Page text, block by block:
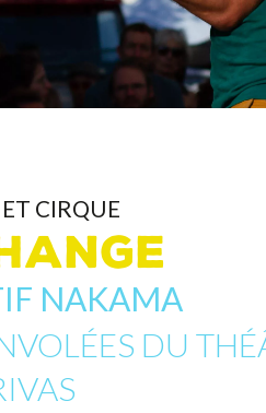
CIRQUE
NAKAMA
DU